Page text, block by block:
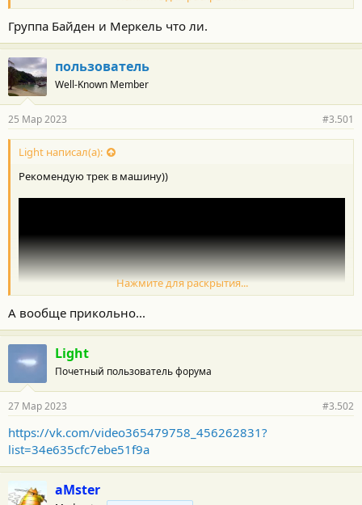
Группа Байден и Меркель что ли.
пользователь
Well-Known Member
25 Мар 2023 #3.501
Light написал(а):
Рекомендую трек в машину))
Нажмите для раскрытия...
А вообще прикольно...
Light
Почетный пользователь форума
27 Мар 2023 #3.502
https://vk.com/video365479758_456262831?
list=34e635cfc7ebe51f9a
aMster